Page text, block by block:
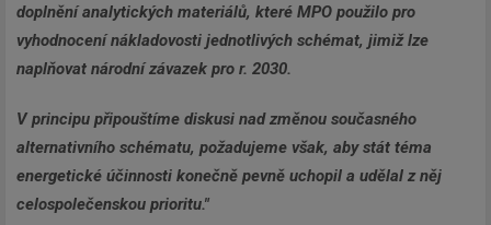
doplnění analytických materiálů, které MPO použilo pro
vyhodnocení nákladovosti jednotlivých schémat, jimiž lze
naplňovat národní závazek pro r. 2030.
V principu připouštíme diskusi nad změnou současného
alternativního schématu, požadujeme však, aby stát téma
energetické účinnosti konečně pevně uchopil a udělal z něj
celospolečenskou prioritu."